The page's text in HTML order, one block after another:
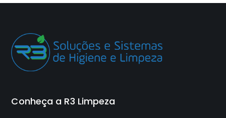
Conheça a R3 Limpeza